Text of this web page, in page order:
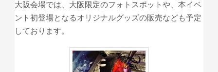
大阪会場では、大阪限定のフォトスポットや、本イベ
ント初登場となるオリジナルグッズの販売なども予定
しております。